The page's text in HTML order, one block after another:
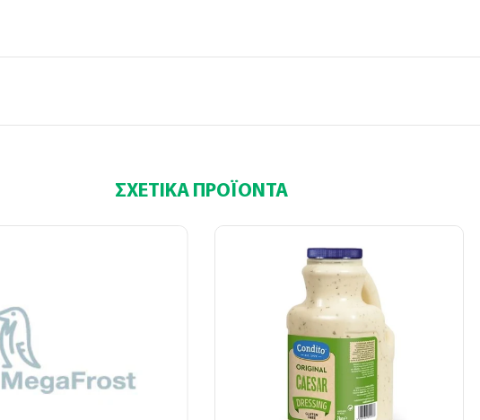
ΣΧΕΤΙΚΆ ΠΡΟΪΌΝΤΑ
τους